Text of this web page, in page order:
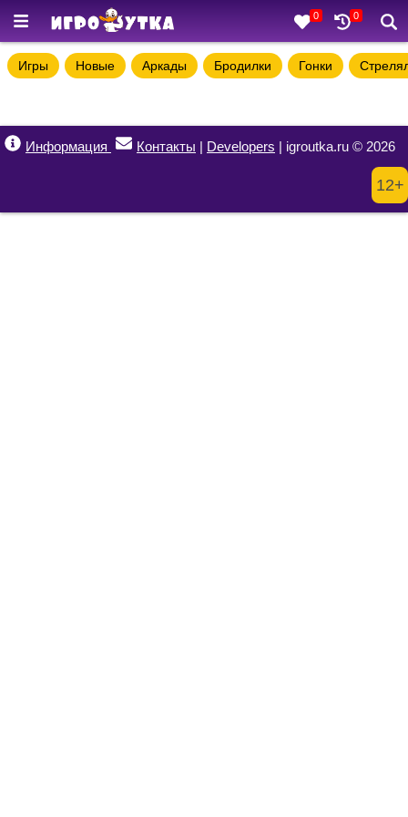
0 0
Игры Новые Аркады Бродилки Гонки
Информация Контакты | Developers | igroutka.ru © 2026
12+